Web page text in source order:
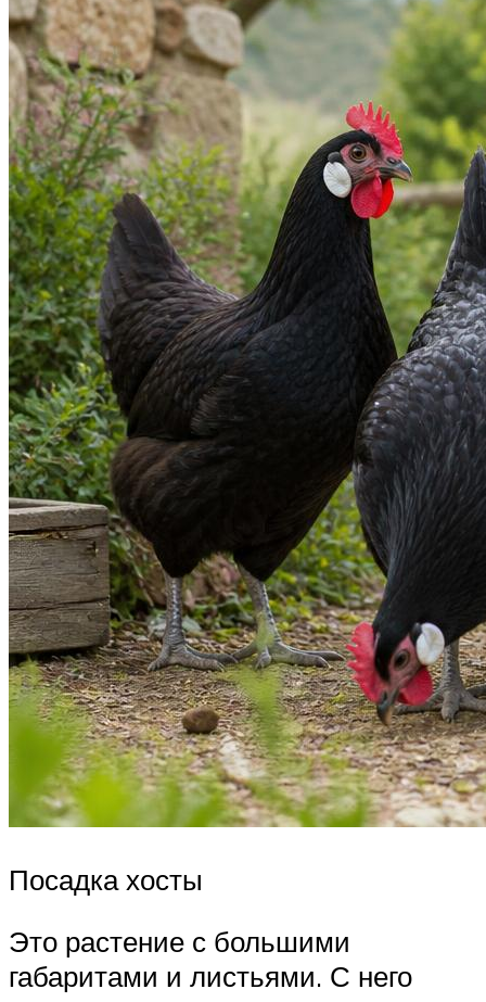
Посадка хосты
Это растение с большими
габаритами и листьями. С него